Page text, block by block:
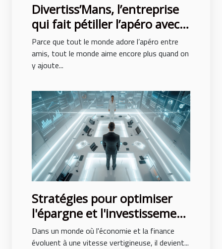
Divertiss’Mans, l’entreprise
qui fait pétiller l’apéro avec
son escape game à domicile !
Parce que tout le monde adore l’apéro entre
amis, tout le monde aime encore plus quand on
y ajoute...
Stratégies pour optimiser
l'épargne et l'investissement
en 2024
Dans un monde où l'économie et la finance
évoluent à une vitesse vertigineuse, il devient...